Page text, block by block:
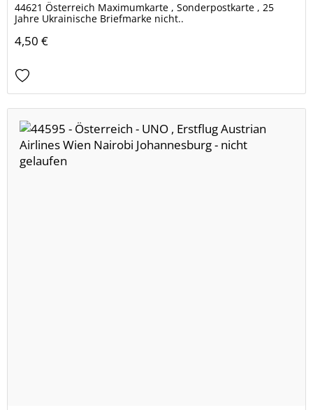
44621 Österreich Maximumkarte , Sonderpostkarte , 25
Jahre Ukrainische Briefmarke nicht..
4,50 €